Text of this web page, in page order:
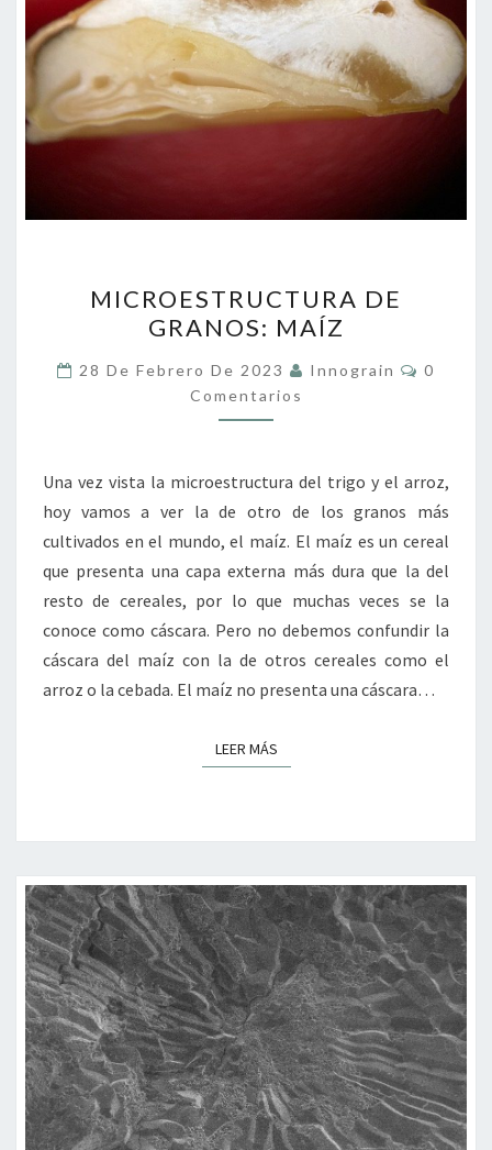
DE
GRANOS:
MAÍZ
MICROESTRUCTURA DE
GRANOS: MAÍZ
28 De Febrero De 2023 Innograin
0
Comentarios
Una vez vista la microestructura del trigo y el arroz,
hoy vamos a ver la de otro de los granos más
cultivados en el mundo, el maíz. El maíz es un cereal
que presenta una capa externa más dura que la del
resto de cereales, por lo que muchas veces se la
conoce como cáscara. Pero no debemos confundir la
cáscara del maíz con la de otros cereales como el
arroz o la cebada. El maíz no presenta una cáscara…
LEER MÁSLEER MÁS